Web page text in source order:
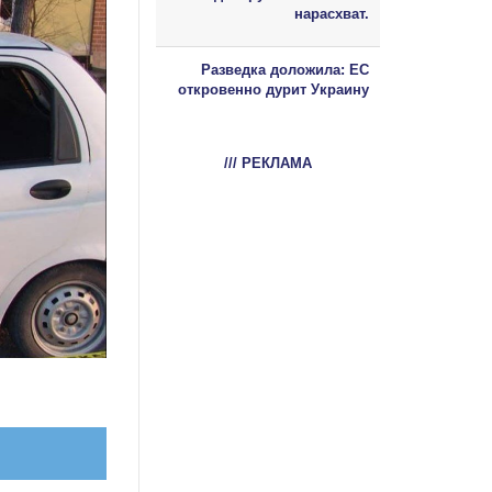
нарасхват.
Разведка доложила: ЕС
откровенно дурит Украину
/// РЕКЛАМА